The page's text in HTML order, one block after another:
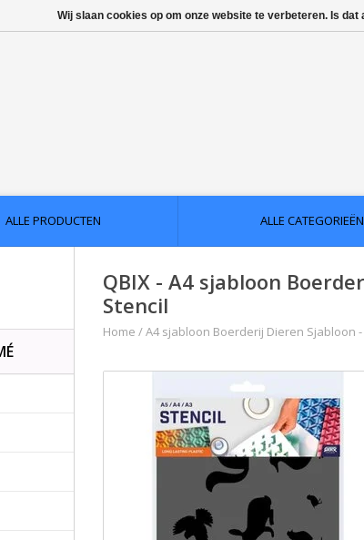
ALLE PRODUCTEN ALLE CATEGORIEËN
QBIX - A4 sjabloon
Stencil
Home /A4 sjabloon Boerderij Dieren Sjabloon
Wij slaan cookies op om onze website te verbeteren. Is dat